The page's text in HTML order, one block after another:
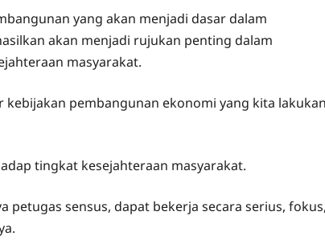
yang akan menjadi dasar dalam
akan menjadi rujukan penting dalam
masyarakat.
pembangunan ekonomi yang kita
tingkat kesejahteraan masyarakat.
petugas sensus, dapat bekerja secara serius,